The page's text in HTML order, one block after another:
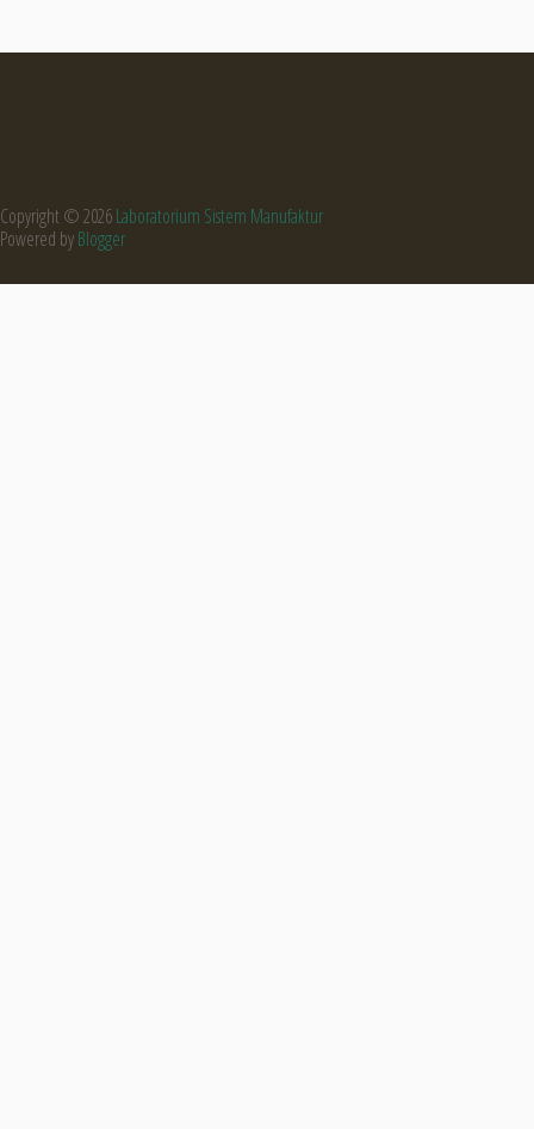
Copyright ©2026Laboratorium Sistem Manufaktur
Powered byBlogger